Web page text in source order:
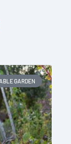
GARDEN